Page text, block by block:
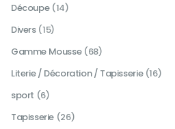
Découpe (14)
Divers (15)
Gamme Mousse (68)
Literie / Décoration / Tapisserie (16)
sport (6)
Tapisserie (26)